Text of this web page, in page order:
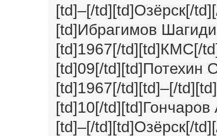
[td]–[/td][td]Озёрск[/
[td]Ибрагимов
[td]1967[/td][td]КМС[/
[td]09[/td][td]Потехин
[td]1967[/td][td]–[/
[td]10[/
[td]–[/td][td]Озёрск[/